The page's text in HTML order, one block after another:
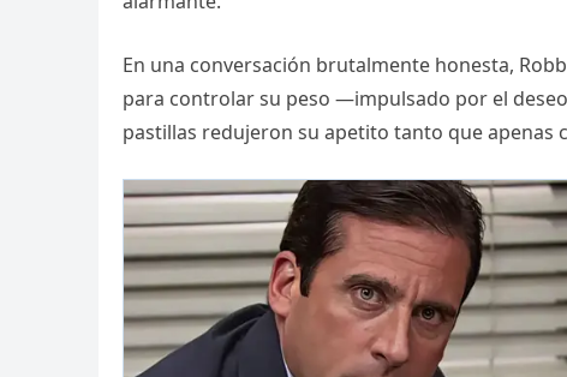
En una conversación brutalmente honesta,
para controlar su peso —impulsado por el
pastillas redujeron su apetito tanto que apenas